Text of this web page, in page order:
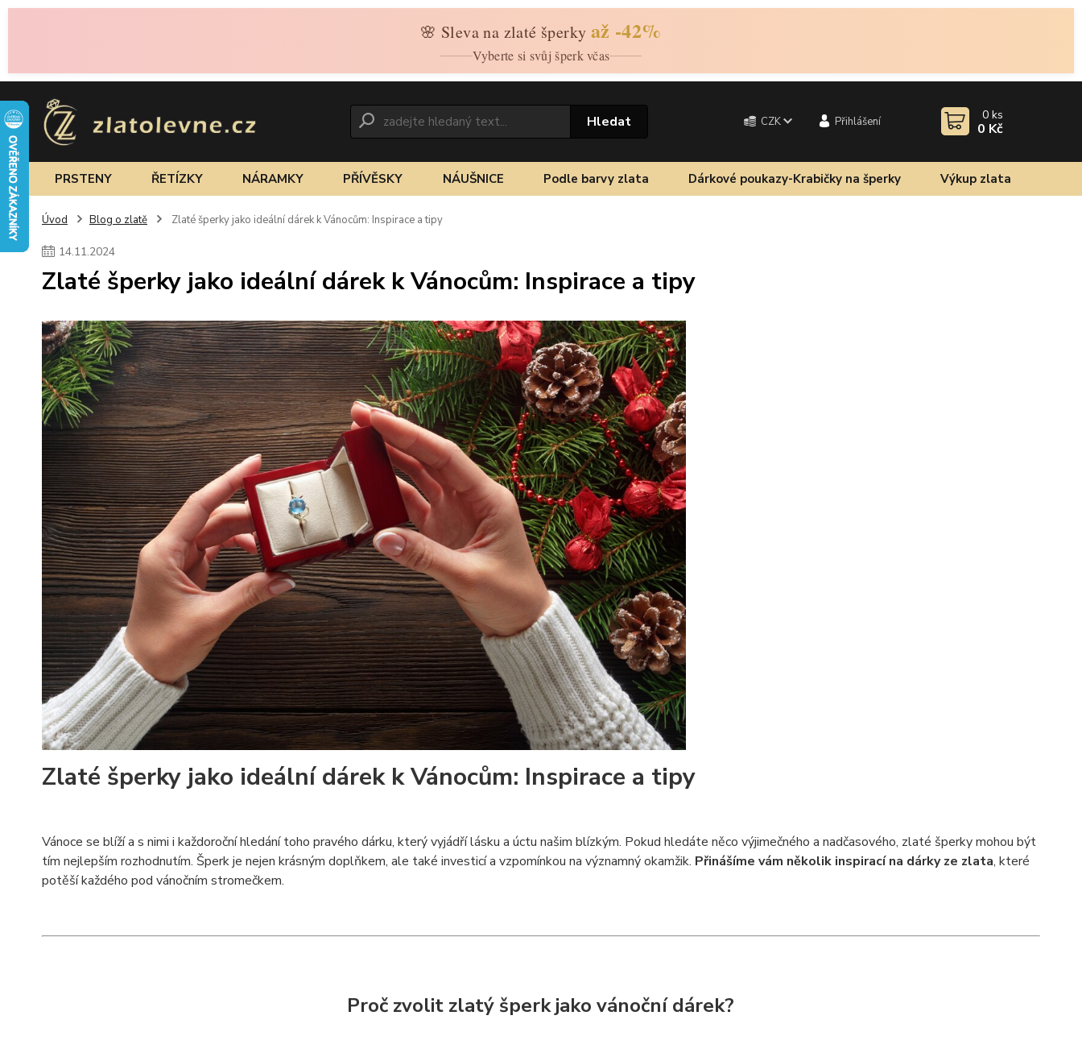
🌸 Sleva na zlaté šperky až -42%
Vyberte si svůj šperk včas
CZK Přihlášení
Hledat 0 ks
0 Kč
PRSTENY ŘETÍZKY NÁRAMKY PŘÍVĚSKY NÁUŠNICE Podle barvy zlata Dárkové poukazy-Krabičky na šperky Výkup zlata
Úvod Blog o zlatě Zlaté šperky jako ideální dárek k Vánocům: Inspirace a tipy
14.11.2024
Zlaté šperky jako ideální dárek k Vánocům: Inspirace a tipy
Zlaté šperky jako ideální dárek k Vánocům: Inspirace a tipy
Vánoce se blíží a s nimi i každoroční hledání toho pravého dárku, který vyjádří lásku a úctu našim blízkým. Pokud hledáte něco výjimečného a nadčasového, zlaté šperky mohou být
tím nejlepším rozhodnutím. Šperk je nejen krásným doplňkem, ale také investicí a vzpomínkou na významný okamžik. Přinášíme vám několik inspirací na dárky ze zlata, které
potěší každého pod vánočním stromečkem.
Proč zvolit zlatý šperk jako vánoční dárek?